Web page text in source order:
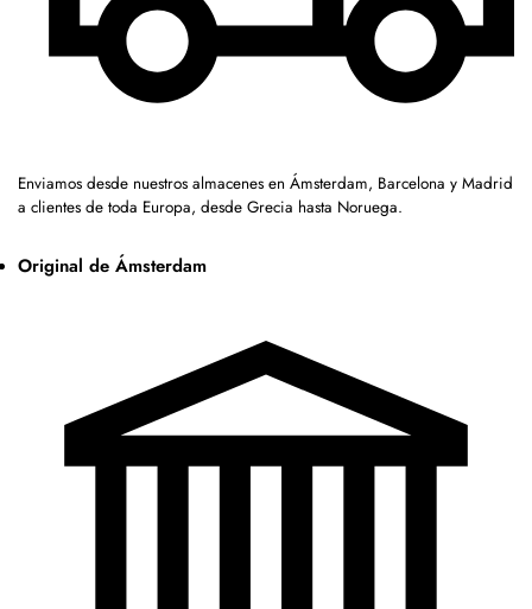
Enviamos desde nuestros almacenes en Ámsterdam, Barcelona y Madrid
a clientes de toda Europa, desde Grecia hasta Noruega.
Original de Ámsterdam